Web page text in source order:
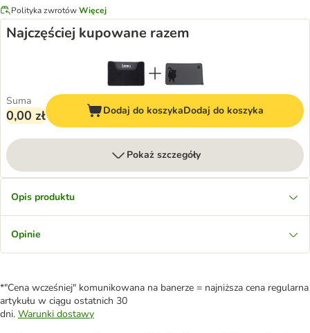
Polityka zwrotówWięcej
Najczęściej kupowane razem
Suma
0,00 zł Dodaj do koszykaDodaj do koszyka
Pokaż szczegóły
Opis produktu
Opinie
*"Cena wcześniej" komunikowana na banerze = najniższa cena regularna
artykułu w ciągu ostatnich 30
dni. Warunki dostawy